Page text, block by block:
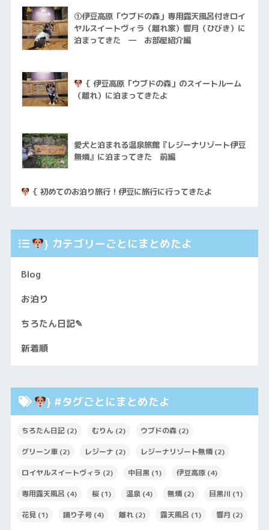
①伊豆高原「ウブドの森」専用露天風呂付きロイ
ヤルスイートヴィラ（離れ家）響月（ひびき）に
泊まってきた ― お部屋紹介編
｛ 伊豆高原「ウブドの森」のスイートルーム
（離れ）に泊まってきたよ
愛犬と泊まれる温泉旅館『レジーナリゾート伊豆
無燐』に泊まってきた 前編
｛ 初めてのお泊り旅行！伊豆に旅行に行ってきたよ
} カテゴリーごとにまとめたよ
Blog
お泊り
ちろたん日記✎
新着順
} #タグごとにまとめたよ
ちろたん日記(2) むりん (2) ウブドの森(2)
グリーン車(2) レジーナ (2) レジーナリゾート無燐(2)
ロイヤルスイートヴィラ (2) 中目黒(1) 伊豆高原(4)
専用露天風呂 (4) 桜(1) 温泉(4) 無燐(2) 目黒川 (1)
花見(1) 踊り子号(4) 離れ(2) 露天風呂 (1) 響月 (2)